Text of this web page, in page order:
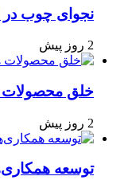
نجوای چوب در
2 روز پیش
خلق محصولات
2 روز پیش
توسعه